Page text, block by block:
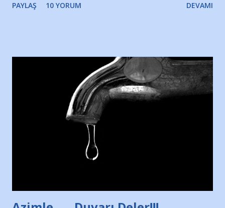
Yazımı, ağlayarak bitirebildim ancak…Kendisinin web
Nesrin’in Hikayesi’ne başlıyorum… 1964 Adana Yüzme
havuzunun kenarında 7 yaşında kara kuru bir kız çocuğu
duruyor. Havuzun içinde Adana Demirspor Kulübü
yüzücüleri. Erkekler çoğunlukta. Küçük kız etrafına bakıyor.
Sadece 4 kız çocuğu var. Nesrin, Adana Demirspor’un 4
kızından biri oluyor o gün…Giriyor havuza. 1973 – 1975
Adana Nesrin, 16 yaşında. Yüzüyor. 7 yaşında girdiği
Türkiye 3.lüğü var. 17 yaşında mar...
PAYLAŞ 10 YORUM DEVAMI